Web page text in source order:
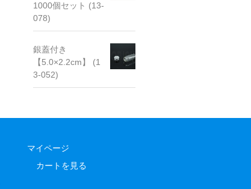
1000個セット (13-
078)
銀蓋付き
【5.0×2.2cm】 (1
3-052)
マイページ
カートを見る